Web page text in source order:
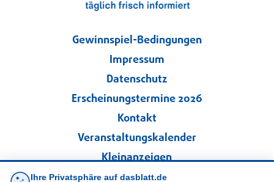
Gewinnspiel-Bedingungen
Impressum
Datenschutz
Erscheinungstermine 2026
Kontakt
Veranstaltungskalender
Kleinanzeigen
Ihre Privatsphäre auf dasblatt.de